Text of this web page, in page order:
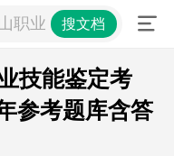
职业技能鉴定考试-
搜文档
技能鉴定考
参考题库含答